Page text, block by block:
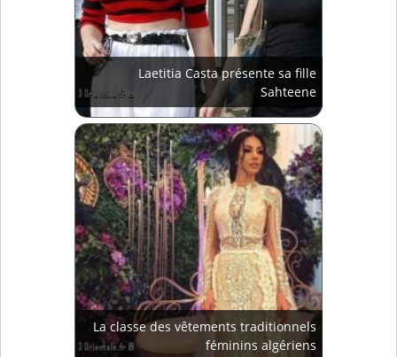
Laetitia Casta présente sa fille
Sahteene
La classe des vêtements traditionnels
féminins algériens